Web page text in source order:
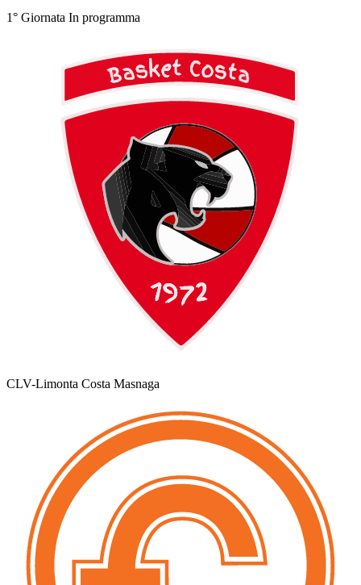
1° Giornata In programma
CLV-Limonta Costa Masnaga